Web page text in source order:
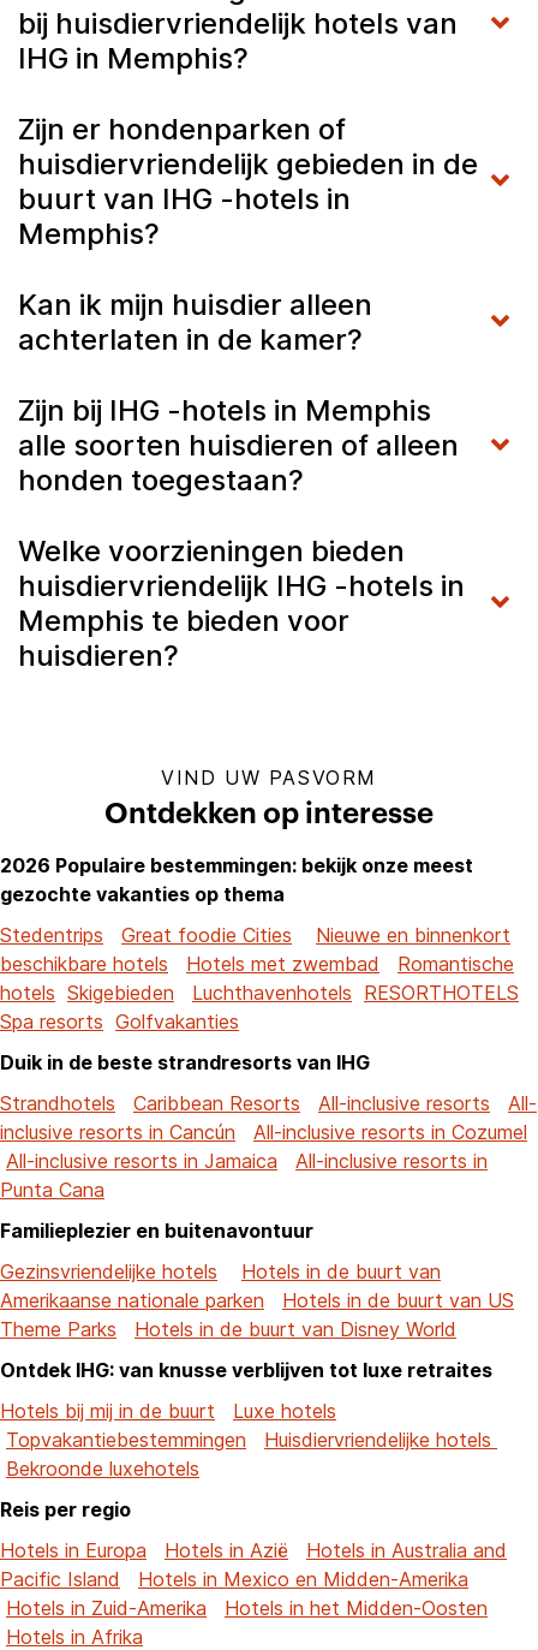
bij huisdiervriendelijk hotels van
IHG in Memphis?
Zijn er hondenparken of
huisdiervriendelijk gebieden in de
buurt van IHG -hotels in
Memphis?
Kan ik mijn huisdier alleen
achterlaten in de kamer?
Zijn bij IHG -hotels in Memphis
alle soorten huisdieren of alleen
honden toegestaan?
Welke voorzieningen bieden
huisdiervriendelijk IHG -hotels in
Memphis te bieden voor
huisdieren?
VIND UW PASVORM
Ontdekken op interesse
2026 Populaire bestemmingen: bekijk onze meest
gezochte vakanties op thema
Stedentrips
Great foodie Cities
Nieuwe en binnenkort
beschikbare hotels
Hotels met zwembad
Romantische
hotels Skigebieden Luchthavenhotels RESORTHOTELS
Spa resorts Golfvakanties
Duik in de beste strandresorts van IHG
Strandhotels
Caribbean Resorts All-inclusive resorts
All-
inclusive resorts in Cancún
All-inclusive resorts in Cozumel
All-inclusive resorts in Jamaica
All-inclusive resorts in
Punta Cana
Familieplezier en buitenavontuur
Gezinsvriendelijke hotels
Hotels in de buurt van
Amerikaanse nationale parken
Hotels in de buurt van US
Theme Parks
Hotels in de buurt van Disney World
Ontdek IHG: van knusse verblijven tot luxe retraites
Hotels bij mij in de buurt
Luxe hotels
Topvakantiebestemmingen
Huisdiervriendelijke hotels
Bekroonde luxehotels
Reis per regio
Hotels in Europa
Hotels in Azië
Hotels in Australia and
Pacific Island
Hotels in Mexico en Midden-Amerika
Hotels in Zuid-Amerika
Hotels in het Midden-Oosten
Hotels in Afrika